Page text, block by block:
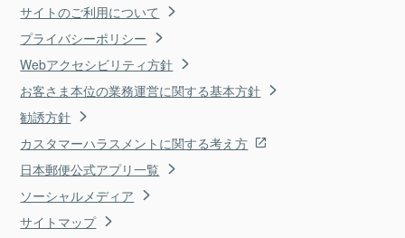
サイトのご利用について
プライバシーポリシー
Webアクセシビリティ方針
お客さま本位の業務運営に関する基本方針
勧誘方針
カスタマーハラスメントに関する考え方
日本郵便公式アプリ一覧
ソーシャルメディア
サイトマップ